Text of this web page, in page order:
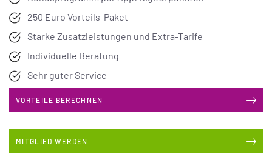
250 Euro Vorteils-Paket
Starke Zusatzleistungen und Extra-Tarife
Individuelle Beratung
Sehr guter Service
VORTEILE BERECHNEN
MITGLIED WERDEN